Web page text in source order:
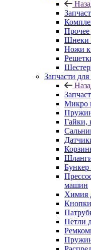
Прочее
Шнеки
Ножи к
Запчасти
Микро
Гайки,
Бункер
машин
Кнопки
Петли